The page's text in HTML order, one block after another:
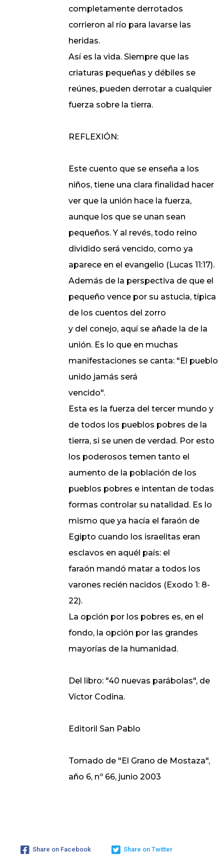
completamente derrotados
corrieron al río para lavarse las
heridas.
Así es la vida. Siempre que las
criaturas pequeñas y débiles se
reúnes, pueden derrotar a cualquier
fuerza sobre la tierra.
REFLEXIÓN:
Este cuento que se enseña a los
niños, tiene una clara finalidad hacer
ver que la unión hace la fuerza,
aunque los que se unan sean
pequeños. Y al revés, todo reino
dividido será vencido, como ya
aparece en el evangelio (Lucas 11:17).
Además de la perspectiva de que el
pequeño vence por su astucia, típica
de los cuentos del zorro
y del conejo, aquí se añade la de la
unión. Es lo que en muchas
manifestaciones se canta: "El pueblo
unido jamás será
vencido".
Esta es la fuerza del tercer mundo y
de todos los pueblos pobres de la
tierra, si se unen de verdad. Por esto
los poderosos temen tanto el
aumento de la población de los
pueblos pobres e intentan de todas
formas controlar su natalidad. Es lo
mismo que ya hacía el faraón de
Egipto cuando los israelitas eran
esclavos en aquél país: el
faraón mandó matar a todos los
varones recién nacidos (Exodo 1: 8-
22).
La opción por los pobres es, en el
fondo, la opción por las grandes
mayorías de la humanidad.
Del libro: "40 nuevas parábolas", de
Víctor Codina.
Editoril San Pablo
Tomado de "El Grano de Mostaza",
año 6, nº 66, junio 2003
Share on Facebook Share on Twitter